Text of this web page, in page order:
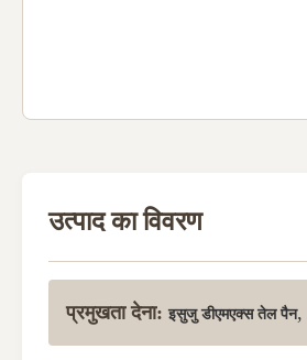
उत्पाद का विवरण
प्रमुखता देना: इसुजु डीएमएक्स तेल पैन,